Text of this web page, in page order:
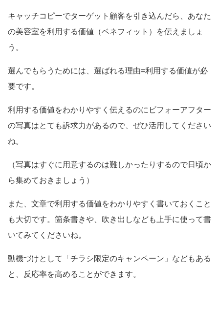
キャッチコピーでターゲット顧客を引き込んだら、あなた
の美容室を利用する価値（ベネフィット）を伝えましょ
う。
選んでもらうためには、選ばれる理由=利用する価値が必
要です。
利用する価値をわかりやすく伝えるのにビフォーアフター
の写真はとても訴求力があるので、ぜひ活用してください
ね。
（写真はすぐに用意するのは難しかったりするので日頃か
ら集めておきましょう）
また、文章で利用する価値をわかりやすく書いておくこと
も大切です。箇条書きや、吹き出しなども上手に使って書
いてみてくださいね。
動機づけとして「チラシ限定のキャンペーン」などもある
と、反応率を高めることができます。